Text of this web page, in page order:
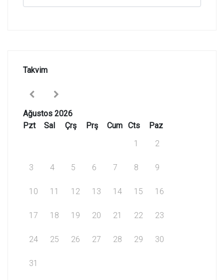
Takvim
Ağustos 2026
Pzt
Sal Çrş Prş Cum Cts
Paz
1
2
3 4 5 6 7 8 9
10 11 12 13 14 15 16
17 18 19 20 21 22 23
24 25 26 27 28 29 30
31